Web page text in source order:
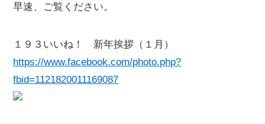
早速、ご覧ください。
１９３いいね！ 新年挨拶（１月）
https://www.facebook.com/photo.php?
fbid=1121820011169087